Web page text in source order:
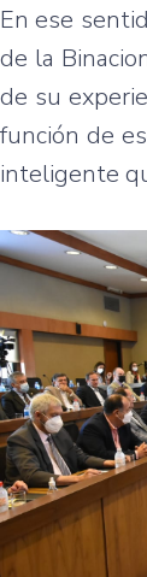
En ese
de la
de su
función de
inteligente